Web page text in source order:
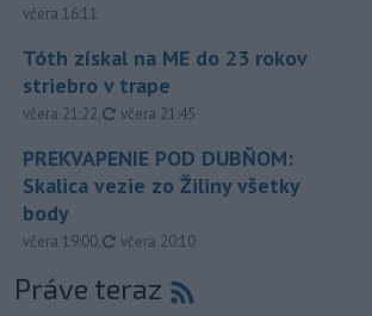
včera 16:11
Tóth získal na ME do 23 rokov
striebro v trape
včera 21:22, aktualizované
včera 21:45
PREKVAPENIE POD DUBŇOM:
Skalica vezie zo Žiliny všetky
body
včera 19:00, aktualizované
včera 20:10
Práve teraz